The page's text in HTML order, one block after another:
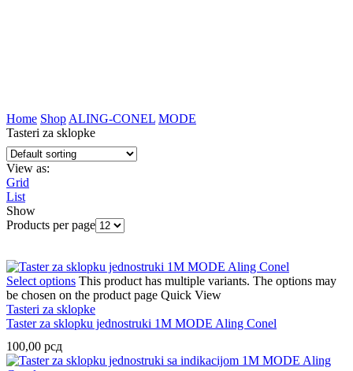
Home Shop ALING-CONEL MODE
Tasteri za sklopke
View as:
Grid
List
Show
Products per page
Select options This product has multiple variants. The options may
be chosen on the product page Quick View
Tasteri za sklopke
Taster za sklopku jednostruki 1M MODE Aling Conel
100,00 рсд